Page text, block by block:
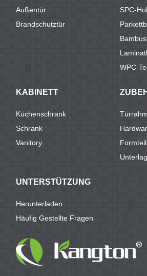
Außentür
Brandschutztür
SPC-
WPC-
KABINETT
Küchenschrank
Schrank
Vanitory
Formteil
UNTERSTÜTZUNG
Herunterladen
Häufig Gestellte Fragen